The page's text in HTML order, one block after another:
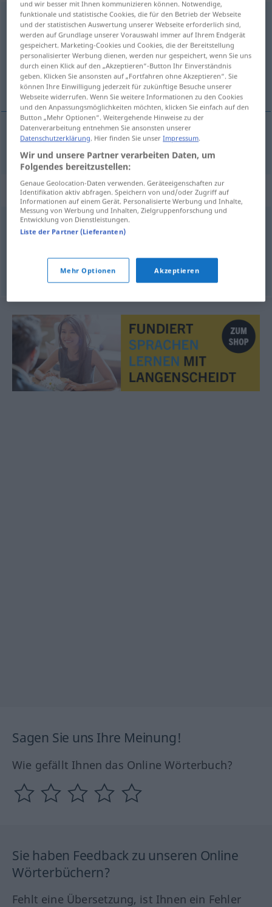
Empörungf
Übersicht aller Übersetzungen
(Für mehr Details die Übersetzung anklicken/antippen)
upprördhet, indignation
upprördhet,indignation Empörung
Synonyme für "Empörung"
Rage,Aufregung,Stinkwut
© OpenThesaurus.de
Sagen Sie uns Ihre Meinung!
Wie gefällt Ihnen das Online Wörterbuch?
Sie haben Feedback zu unseren Online
Wörterbüchern?
Fehlt eine Übersetzung, ist Ihnen ein Fehler
und wir besser mit Ihnen kommunizieren können. Notwendige,
funktionale und statistische Cookies, die für den Betrieb der Webseite
und der statistischen Auswertung unserer Webseite erforderlich sind,
werden auf Grundlage unserer Vorauswahl immer auf Ihrem Endgerät
gespeichert. Marketing-Cookies und Cookies, die der Bereitstellung
personalisierter Werbung dienen, werden nur gespeichert, wenn Sie uns
durch einen Klick auf den „Akzeptieren“-Button Ihr Einverständnis
geben. Klicken Sie ansonsten auf „Fortfahren ohne Akzeptieren“. Sie
können Ihre Einwilligung jederzeit für zukünftige Besuche unserer
Webseite widerrufen. Wenn Sie weitere Informationen zu den Cookies
und den Anpassungsmöglichkeiten möchten, klicken Sie einfach auf den
Button „Mehr Optionen“. Weitergehende Hinweise zu der
Datenverarbeitung entnehmen Sie ansonsten unserer
Datenschutzerklärung. Hier finden Sie unserImpressum.
Wir und unsere Partner verarbeiten Daten, um
Folgendes bereitzustellen:
Genaue Geolocation-Daten verwenden. Geräteeigenschaften zur
Identifikation aktiv abfragen. Speichern von und/oder Zugriff auf
Informationen auf einem Gerät. Personalisierte Werbung und Inhalte,
Messung von Werbung und Inhalten, Zielgruppenforschung und
Entwicklung von Dienstleistungen.
Liste der Partner (Lieferanten)
Mehr Optionen Akzeptieren